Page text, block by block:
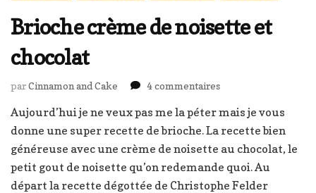
Brioche crème de noisette et
chocolat
parCinnamon and Cake 4 commentairessur
crème
de
noisette
chocolat
Aujourd’hui je ne veux pas me la péter mais je vous
donne une super recette de brioche. La recette bien
généreuse avec une crème de noisette au chocolat, le
petit gout de noisette qu’on redemande quoi. Au
départ la recette dégottée de Christophe Felder